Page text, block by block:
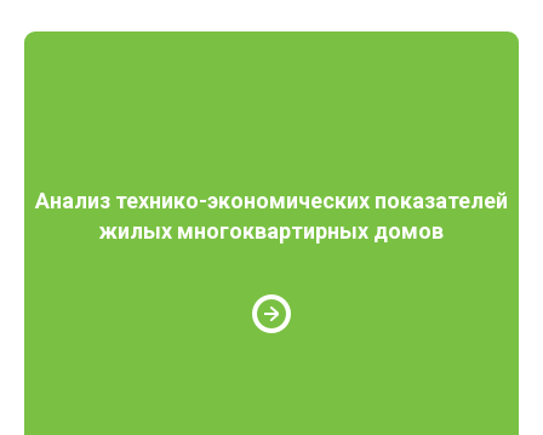
Анализ технико-экономических показателей
жилых многоквартирных домов